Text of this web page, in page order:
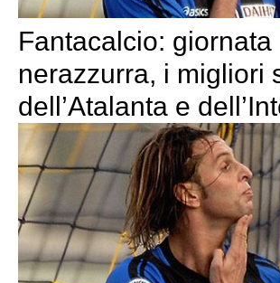
Fantacalcio: giornata
nerazzurra, i migliori
dell’Atalanta e